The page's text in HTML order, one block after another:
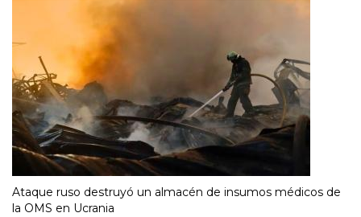
Ataque ruso destruyó un almacén de insumos médicos de
la OMS en Ucrania